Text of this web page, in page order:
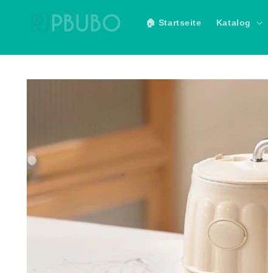
🏠 Startseite Katalog
Zu